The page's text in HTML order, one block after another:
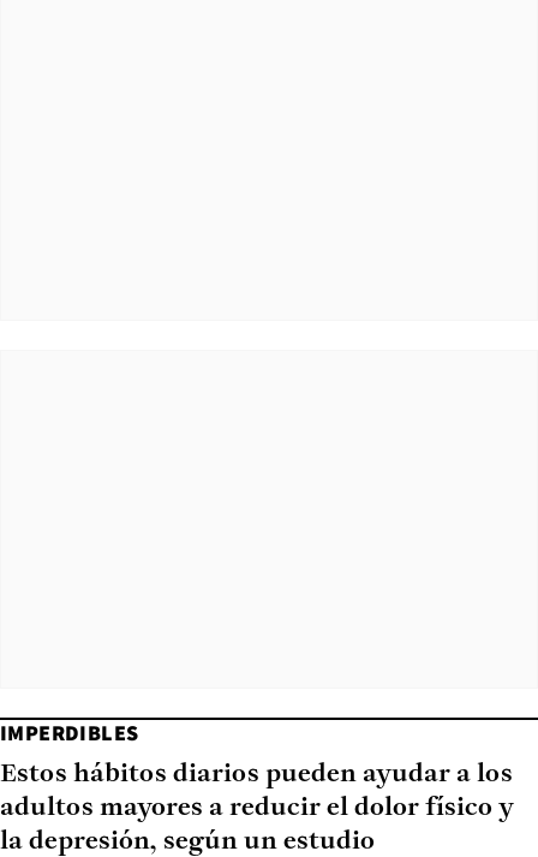
IMPERDIBLES
Estos hábitos diarios pueden ayudar a los
adultos mayores a reducir el dolor físico y
la depresión, según un estudio